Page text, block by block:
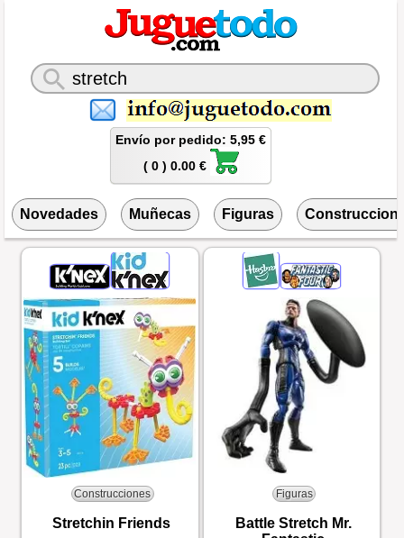
Envío por pedido: 5,95 €
( 0 ) 0.00 €
Novedades Muñecas Figuras
Construcciones
Stretchin Friends
Figuras
Battle Stretch Mr.